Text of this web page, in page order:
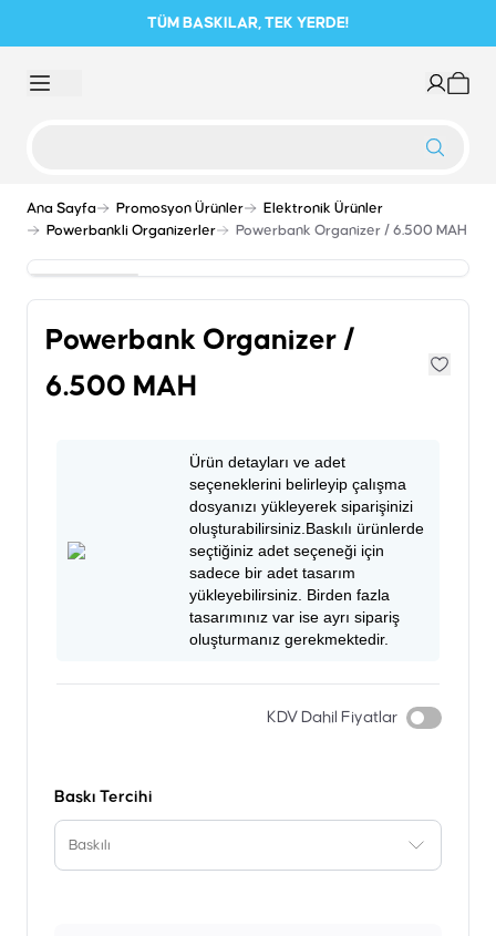
TÜM BASKILAR, TEK YERDE!
Ana Sayfa Promosyon Ürünler
Elektronik Ürünler
Powerbankli Organizerler
Powerbank Organizer / 6.500 MAH
Powerbank Organizer /
6.500 MAH
Ürün detayları ve adet
seçeneklerini belirleyip çalışma
dosyanızı yükleyerek siparişinizi
oluşturabilirsiniz.Baskılı ürünlerde
seçtiğiniz adet seçeneği için
sadece bir adet tasarım
yükleyebilirsiniz. Birden fazla
tasarımınız var ise ayrı sipariş
oluşturmanız gerekmektedir.
KDV Dahil Fiyatlar
Baskı Tercihi
Baskılı